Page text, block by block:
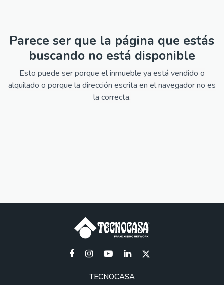
Parece ser que la página que estás
buscando no está disponible
Esto puede ser porque el inmueble ya está vendido o
alquilado o porque la dirección escrita en el navegador no es
la correcta.
TECNOCASA